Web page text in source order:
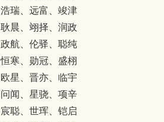
浩瑞、远富、竣津
耿晨、翊择、润政
政航、伦驿、聪纯
恒寒、勋冠、盛栩
欧星、晋亦、临宇
问闻、星骁、项辛
宸聪、世珲、铠启